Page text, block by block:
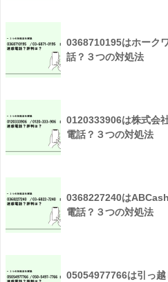
0368710195はホーク
話？３つの対処法
0120333906は株式会
電話？３つの対処法
0368227240は
電話？３つの対処法
05054977766は引っ